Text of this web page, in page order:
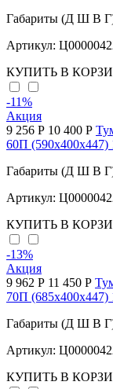
Габариты (Д Ш В
Артикул:
КУПИТЬ В
-11%
Акция
9 256 Р 10 400 Р
60П (590х400х447)
Габариты (Д Ш В
Артикул:
КУПИТЬ В
-13%
Акция
9 962 Р 11 450 Р
70П (685х400х447)
Габариты (Д Ш В
Артикул:
КУПИТЬ В